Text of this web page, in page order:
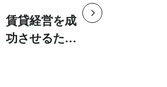
賃貸経営を成
功させるため